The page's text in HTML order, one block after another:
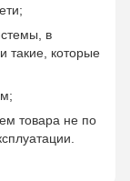
в
такие, которые
товара не по